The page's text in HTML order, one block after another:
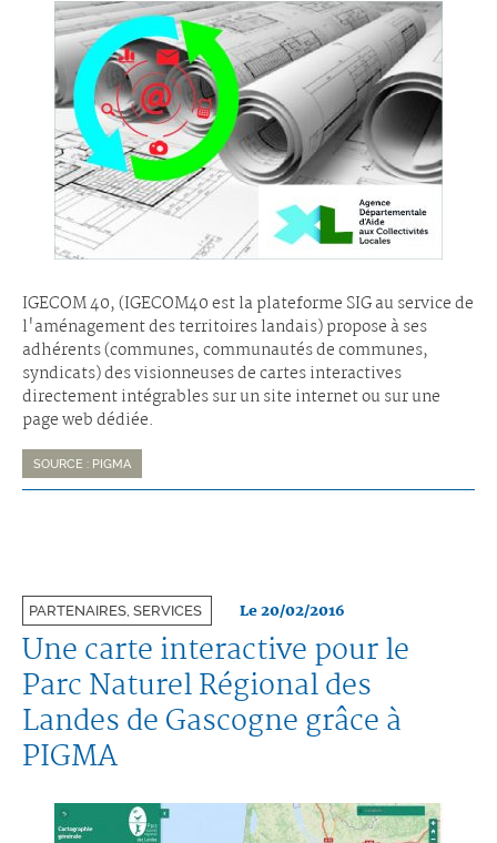
IGECOM 40, (IGECOM40 est la plateforme SIG au service de
l'aménagement des territoires landais) propose à ses
adhérents (communes, communautés de communes,
syndicats) des visionneuses de cartes interactives
directement intégrables sur un site internet ou sur une
page web dédiée.
SOURCE : PIGMA
PARTENAIRES, SERVICES Le 20/02/2016
Une carte interactive pour le
Parc Naturel Régional des
Landes de Gascogne grâce à
PIGMA